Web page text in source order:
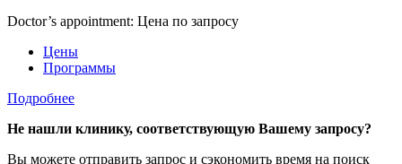
Doctor’s appointment: Цена по запросу
Цены
Программы
Подробнее
Не нашли клинику, соответствующую Вашему запросу?
Вы можете отправить запрос и сэкономить время на поиск